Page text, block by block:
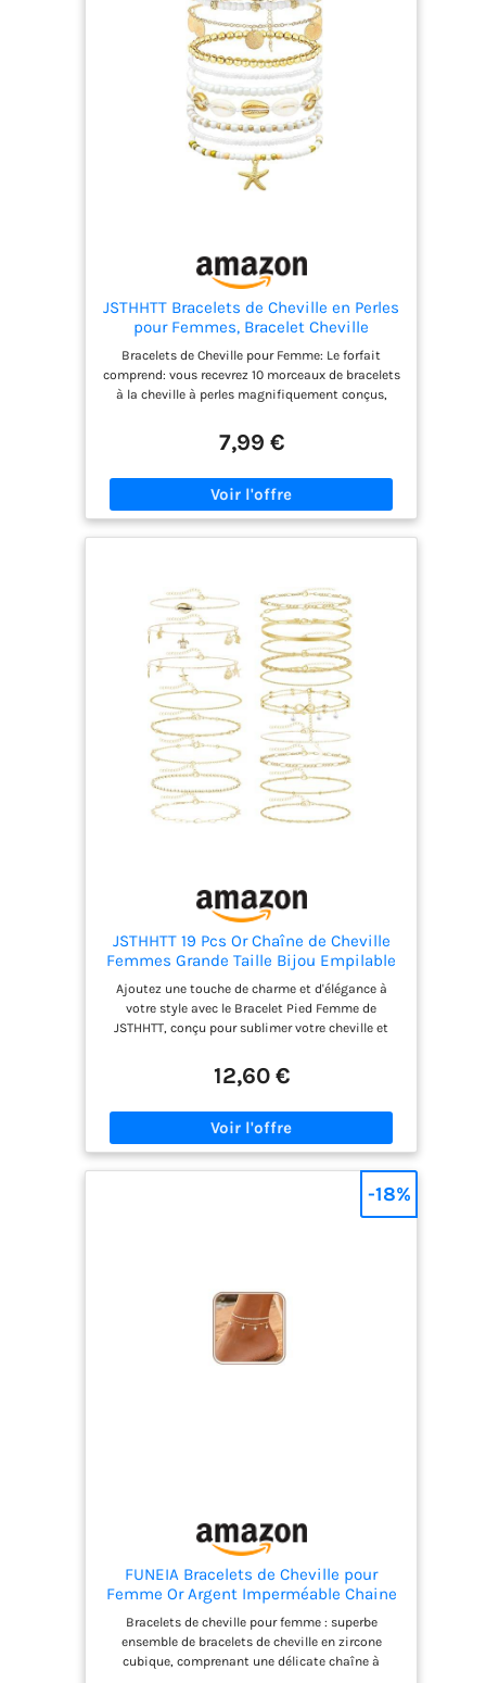
JSTHHTT Bracelets de Cheville en Perles
pour Femmes, Bracelet Cheville
Femme, Chevillières Bohème Dorées,
Bracelets pour Femme, Chaine De
Cheville, Élastique, Réglable, pour
Bijoux Femmes et Filles
Bracelets de Cheville pour Femme: Le forfait
comprend: vous recevrez 10 morceaux de bracelets
à la cheville à perles magnifiquement conçus,
cadeaux à des amis. Design Unique: Le bracelet
de cheville présente de délicats pendentifs en
une touche de charme côtier et d'élégance à votre
tenue, parfait pour les amateurs de plage et les
souhaitée. Grâce à un fermoir mousqueton solide,
vous pouvez porter ces bracelets de cheville en
toute sécurité, sans craindre qu'ils ne tombent.
MatéRiau De Qualité SupéRieure: Le bracelet de
cheville bohème est d'excellente qualité, solide et
durable, ne se casse pas et ne se décolore pas
facilement et restera avec vous pendant une
longue période. Cadeau Idéal: Ce bracelet de
cheville convient aux femmes. Un cadeau
attentionné et parfait pour toute occasion, que
ce soit un anniversaire ou une fête. Ce bracelet de
cheville est un cadeau inoubliable et stylé.
7,99 €
JSTHHTT 19 Pcs Or Chaîne de Cheville
Femmes Grande Taille Bijou Empilable
Ajustable Perlée Pied Délicat Tendance
Plage
Ajoutez une touche de charme et d'élégance à
votre style avec le Bracelet Pied Femme de
JSTHHTT, conçu pour sublimer votre cheville et
en or offre une combinaison parfaite entre finesse
et durabilité, idéal pour mettre en valeur votre
la polyvalence de ce bijou chic et tendance qui
peut facilement s'adapter à toutes vos tenues,
briller avec élégance en portant cette chaîne de
cheville grande taille, parfaitement ajustable
femme, un accessoire incontournable pour
affirmer votre style et votre grâce naturelle.
12,60 €
FUNEIA Bracelets de Cheville pour
Femme Or Argent Imperméable Chaine
de Cheville pour Femme Réglable
Papillon CZ Trèfle à quatre feuilles
Coquillage Bracelets L'éTé Plage Cadeau
Bracelets de cheville pour femme : superbe
ensemble de bracelets de cheville en zircone
cubique, comprenant une délicate chaîne à
-18%